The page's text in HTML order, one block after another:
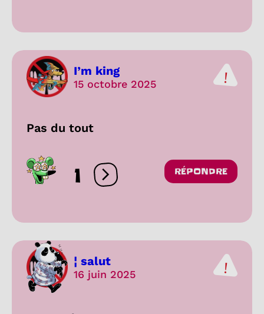
I’m king
15 octobre 2025
Pas du tout
1 Ouvrir les réactions
RÉPONDRE
¦ salut
16 juin 2025